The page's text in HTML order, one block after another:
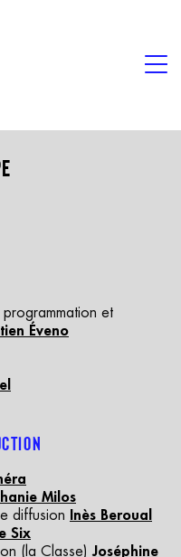
et
Éveno
Milos
diffusion
Inès Beroual
Six
(la Classe)Joséphine